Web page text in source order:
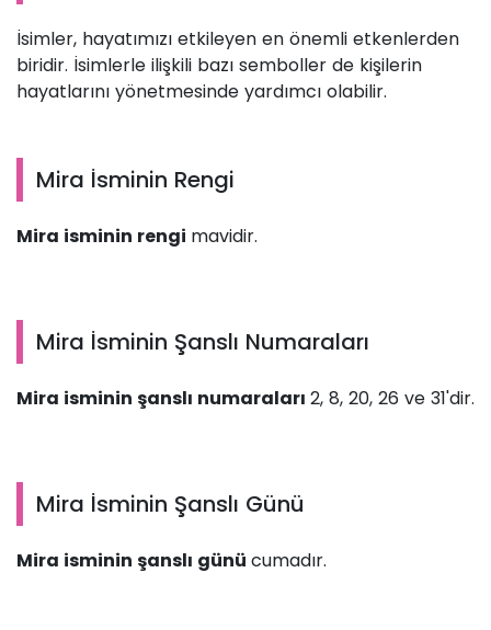
İsimler, hayatımızı etkileyen en önemli etkenlerden
biridir. İsimlerle ilişkili bazı semboller de kişilerin
hayatlarını yönetmesinde yardımcı olabilir.
Mira İsminin Rengi
Mira isminin rengi mavidir.
Mira İsminin Şanslı Numaraları
Mira isminin şanslı numaraları 2, 8, 20, 26 ve 31'dir.
Mira İsminin Şanslı Günü
Mira isminin şanslı günü cumadır.